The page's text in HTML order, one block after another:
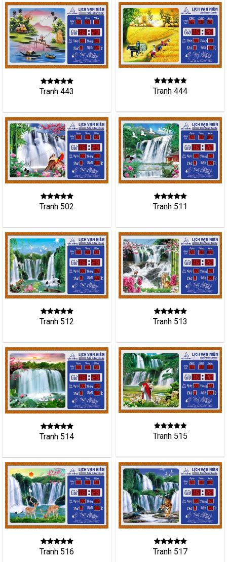
Tranh 443 Tranh 444
Tranh 502 Tranh 511
Tranh 512 Tranh 513
Tranh 514 Tranh 515
Tranh 516 Tranh 517